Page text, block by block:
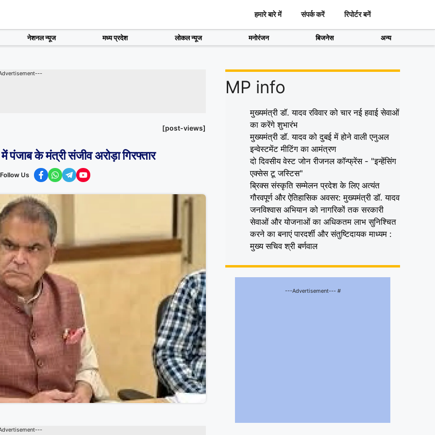
हमारे बारे में संपर्क करें रिपोर्टर बनें
नेशनल न्यूज मध्य प्रदेश लोकल न्यूज मनोरंजन बिजनेस अन्य
[post-views]
पंजाब के मंत्री संजीव अरोड़ा गिरफ्तार
Follow Us
MP info
मुख्यमंत्री डॉ. यादव रविवार को चार नई हवाई सेवाओं
का करेंगे शुभारंभ
मुख्यमंत्री डॉ. यादव को दुबई में होने वाली एनुअल
इन्वेस्टमेंट मीटिंग का आमंत्रण
दो दिवसीय वेस्ट जोन रीजनल कॉन्फ्रेंस - "इन्हेंसिंग
एक्सेस टू जस्टिस"
ब्रिक्स संस्कृति सम्मेलन प्रदेश के लिए अत्यंत
गौरवपूर्ण और ऐतिहासिक अवसर: मुख्यमंत्री डॉ. यादव
जनविश्वास अभियान को नागरिकों तक सरकारी
सेवाओं और योजनाओं का अधिकतम लाभ सुनिश्चित
करने का बनाएं पारदर्शी और संतुष्टिदायक माध्यम :
मुख्य सचिव श्री बर्णवाल
---Advertisement--- #